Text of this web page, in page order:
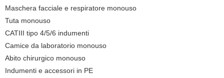
Maschera facciale e respiratore monouso
Tuta monouso
CATIII tipo 4/5/6 indumenti
Camice da laboratorio monouso
Abito chirurgico monouso
Indumenti e accessori in PE